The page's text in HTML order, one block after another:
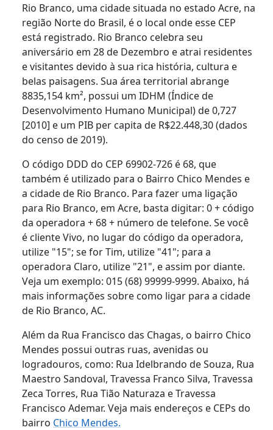
Rio Branco, uma cidade situada no estado Acre, na
região Norte do Brasil, é o local onde esse CEP
está registrado. Rio Branco celebra seu
aniversário em 28 de Dezembro e atrai residentes
e visitantes devido à sua rica história, cultura e
belas paisagens. Sua área territorial abrange
8835,154 km², possui um IDHM (Índice de
Desenvolvimento Humano Municipal) de 0,727
[2010] e um PIB per capita de R$22.448,30 (dados
do censo de 2019).
O código DDD do CEP 69902-726 é 68, que
também é utilizado para o Bairro Chico Mendes e
a cidade de Rio Branco. Para fazer uma ligação
para Rio Branco, em Acre, basta digitar: 0 + código
da operadora + 68 + número de telefone. Se você
é cliente Vivo, no lugar do código da operadora,
utilize "15"; se for Tim, utilize "41"; para a
operadora Claro, utilize "21", e assim por diante.
Veja um exemplo: 015 (68) 99999-9999. Abaixo, há
mais informações sobre como ligar para a cidade
de Rio Branco, AC.
Além da Rua Francisco das Chagas, o bairro Chico
Mendes possui outras ruas, avenidas ou
logradouros, como: Rua Idelbrando de Souza, Rua
Maestro Sandoval, Travessa Franco Silva, Travessa
Zeca Torres, Rua Tião Naturaza e Travessa
Francisco Ademar. Veja mais endereços e CEPs do
bairro Chico Mendes.